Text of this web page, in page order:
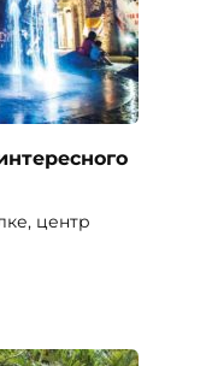
центр